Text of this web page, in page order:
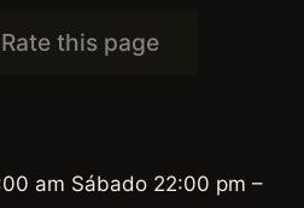
Rate this page
am Sábado 22:00 pm –